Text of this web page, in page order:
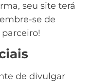
seu site terá
se de
de divulgar